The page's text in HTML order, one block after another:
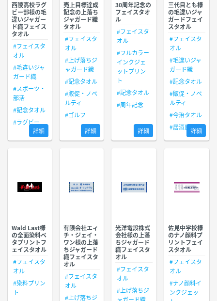
西陵高校ラグ
ビー部様の毛
違いジャガー
ド織フェイス
タオル
#フェイスタ
オル
#毛違いジャ
ガード織
#スポーツ・
部活
#記念タオル
#ラグビー
詳細
売上目標達成
記念の上落ち
ジャガード織
タオル
#フェイスタ
オル
#上げ落ちジ
ャガード織
#記念タオル
#販促・ノベ
ルティ
#ゴルフ
詳細
30周年記念の
フェイスタオ
ル
#フェイスタ
オル
#フルカラー
インクジェ
ットプリン
ト
#記念タオル
#周年記念
詳細
三代目とも様
の毛違いジャ
ガードフェイ
スタオル
#フェイスタ
オル
#毛違いジャ
ガード織
#記念タオル
#販促・ノベ
ルティ
#今治タオル
#居酒屋詳細
Wald Last様
の全面染料ベ
タプリントフ
ェイスタオル
#フェイスタ
オル
#染料プリン
ト
有限会社エィ
チ・ジェイ・
ワン様の上落
ちジャガード
織フェイスタ
オル
#フェイスタ
オル
#上げ落ちジ
光洋電設株式
会社様の上落
ちジャガード
織フェイスタ
オル
#フェイスタ
オル
#上げ落ちジ
ャガード織
佐見中学校様
のナノ顔料プ
リントフェイ
スタオル
#フェイスタ
オル
#ナノ顔料イ
ンクジェッ